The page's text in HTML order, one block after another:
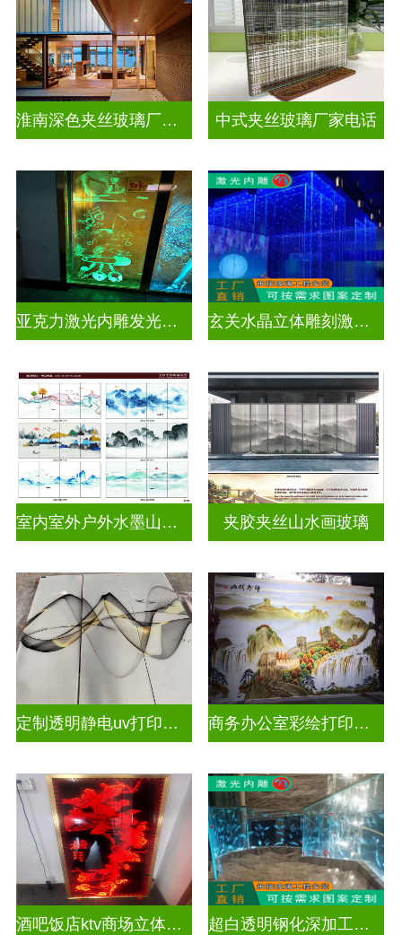
淮南深色夹丝玻璃厂家地址 中式夹丝玻璃厂家电话
亚克力激光内雕发光通电玻璃 玄关水晶立体雕刻激光内雕发光玻璃背景墙
室内室外户外水墨山水画玻璃 夹胶夹丝山水画玻璃
定制透明静电uv打印玻璃 商务办公室彩绘打印玻璃
酒吧饭店ktv商场立体激光内雕屏风 超白透明钢化深加工激光内雕精雕